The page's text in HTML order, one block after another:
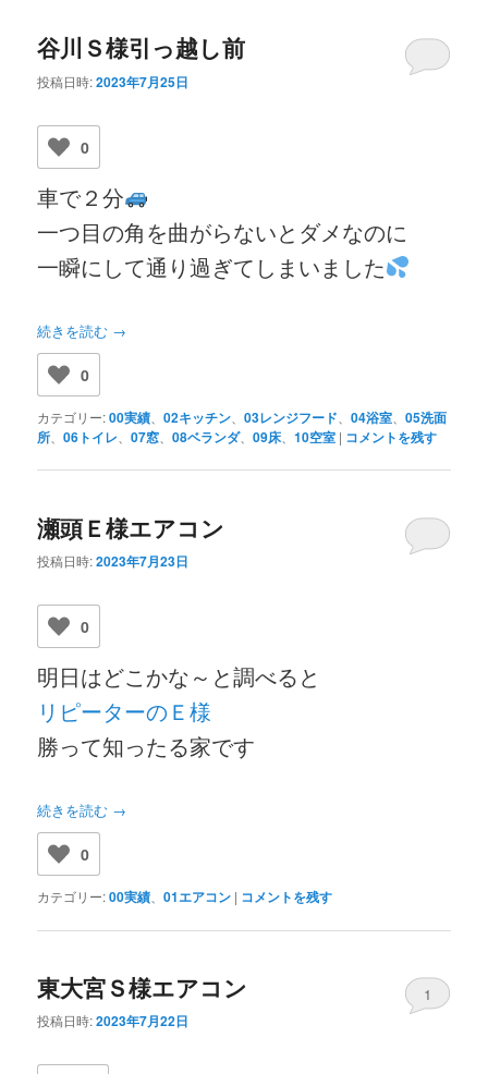
谷川Ｓ様引っ越し前
投稿日時:2023年7月25日
0
車で２分
一つ目の角を曲がらないとダメなのに
一瞬にして通り過ぎてしまいました
続きを読む →
0
カテゴリー:00実績 、02キッチン 、03レンジフード 、04浴室 、05洗面
所 、06トイレ 、07窓 、08ベランダ、09床 、10空室 | コメントを残す
瀬頭Ｅ様エアコン
投稿日時:2023年7月23日
0
明日はどこかな～と調べると
リピーターのＥ様
勝って知ったる家です
続きを読む →
0
カテゴリー:00実績、01エアコン | コメントを残す
東大宮Ｓ様エアコン
投稿日時:2023年7月22日
1